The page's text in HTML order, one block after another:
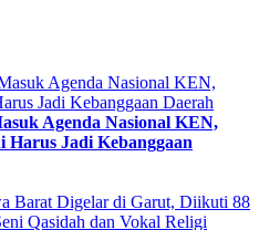
Agenda Nasional KEN,
Jadi Kebanggaan